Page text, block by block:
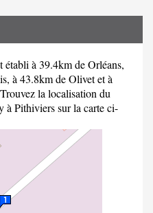
établi à 39.4km de Orléans,
à 43.8km de Olivet et à
la localisation du
à Pithiviers sur la carte ci-